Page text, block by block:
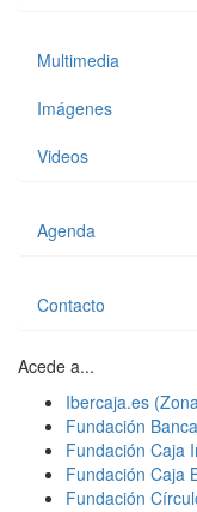
Multimedia
Imágenes
Videos
Agenda
Contacto
Acede a...
Ibercaja.es
Fundación
Fundación Caja
Fundación Caja
Fundación